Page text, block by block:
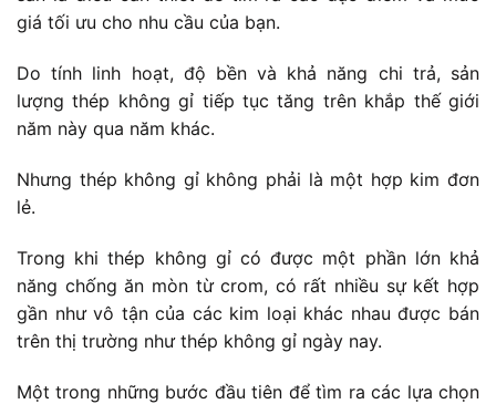
giá tối ưu cho nhu cầu của bạn.
Do tính linh hoạt, độ bền và khả năng chi trả, sản
lượng thép không gỉ tiếp tục tăng trên khắp thế giới
năm này qua năm khác.
Nhưng thép không gỉ không phải là một hợp kim đơn
lẻ.
Trong khi thép không gỉ có được một phần lớn khả
năng chống ăn mòn từ crom, có rất nhiều sự kết hợp
gần như vô tận của các kim loại khác nhau được bán
trên thị trường như thép không gỉ ngày nay.
Một trong những bước đầu tiên để tìm ra các lựa chọn